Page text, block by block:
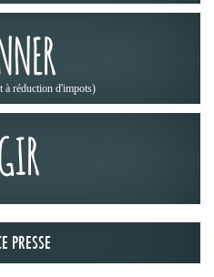
à réduction d'impots)
PRESSE